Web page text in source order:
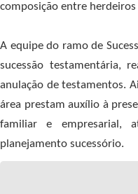
composição entre
A equipe do ramo de
sucessão testamentária,
anulação de testamentos.
área prestam auxílio à
familiar e empresarial,
planejamento sucessório.